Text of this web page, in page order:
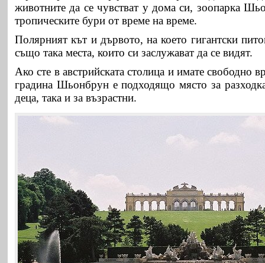
животните да се чувстват у дома си, зоопарка
тропическите бури от време на време.
Полярният кът и дървото, на което гигантски
също така места, които си заслужават да се видят.
Ако сте в австрийската столица и имате свободно
градина Шьонбрун е подходящо място за
деца, така и за възрастни.